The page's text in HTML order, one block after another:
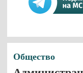
Общество